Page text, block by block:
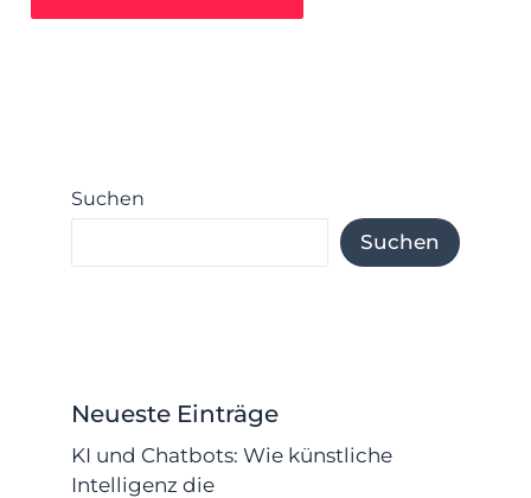
Suchen
Suchen
Neueste Einträge
KI und Chatbots: Wie künstliche
Intelligenz die